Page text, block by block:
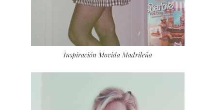
Inspiración Movida Madrileña